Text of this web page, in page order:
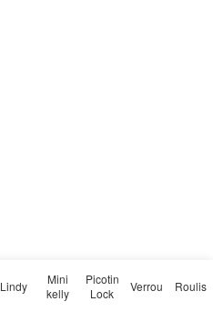
Lindy
Mini
kelly
Picotin
Lock
Verrou Roulis